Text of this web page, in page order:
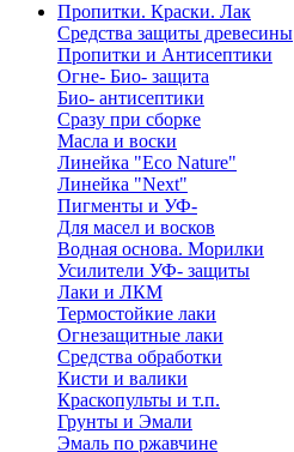
Пропитки. Краски. Лак
Средства защиты древесины
Пропитки и Антисептики
Огне- Био- защита
Био- антисептики
Сразу при сборке
Масла и воски
Линейка "Eco Nature"
Линейка "Next"
Пигменты и УФ-
Для масел и восков
Водная основа. Морилки
Усилители УФ- защиты
Лаки и ЛКМ
Термостойкие лаки
Огнезащитные лаки
Средства обработки
Кисти и валики
Краскопульты и т.п.
Грунты и Эмали
Эмаль по ржавчине